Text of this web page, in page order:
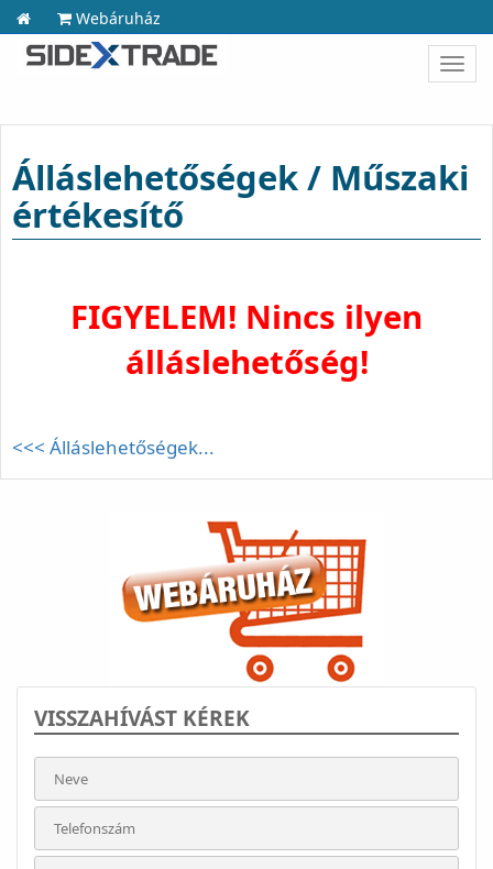
Webáruház
Álláslehetőségek / Műszaki
értékesítő
FIGYELEM! Nincs ilyen
álláslehetőség!
<<< Álláslehetőségek...
VISSZAHÍVÁST KÉREK